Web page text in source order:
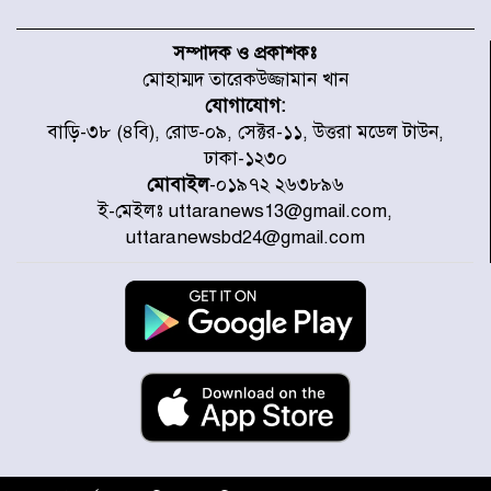
উদ্যোগে উত্তরা ১৩ নং সেক্টর-এ
পরিষ্কার-পরিচ্ছন্নতা অভিযান
ডিএমপির অভিযানে ২৪ ঘণ্টায় গ্রেপ্তার
৫০৪, উদ্ধার মাদক-অস্ত্র
সন্দ্বীপের চরে বিপদে পড়া কচ্ছপ উদ্ধার
সাগরে অবমুক্ত
মাতারবাড়ী পৌঁছে নির্ধারিত কর্মসূচিতে
যোগ দিয়েছেন প্রধানমন্ত্রী
জাতীয় সাংবাদিক সংস্থার পিরোজপুর
জেলা কমিটি অনুমোদন
সম্পাদক ও প্রকাশকঃ
মোহাম্মদ তারেকউজ্জামান খান
যোগাযোগ:
বাড়ি-৩৮ (৪বি), রোড-০৯, সেক্টর-১১, উত্তরা মডেল টাউন,
ঢাকা-১২৩০
মোবাইল-০১৯৭২ ২৬৩৮৯৬
ই-মেইলঃ uttaranews13@gmail.com,
uttaranewsbd24@gmail.com